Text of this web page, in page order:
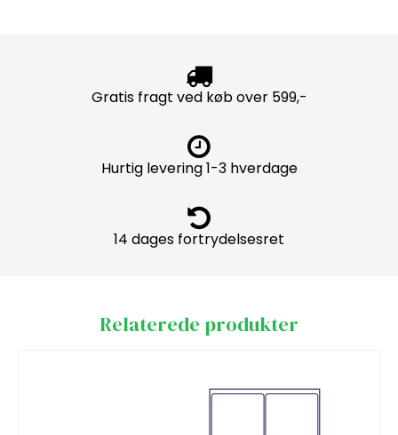
Gratis fragt ved køb over 599,-
Hurtig levering 1-3 hverdage
14 dages fortrydelsesret
Relaterede produkter